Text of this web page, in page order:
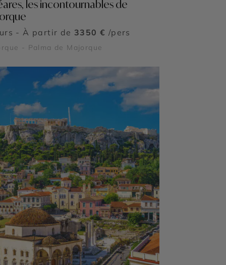
les incontournables de
- À partir de 3350 € /pers
- Palma de Majorque